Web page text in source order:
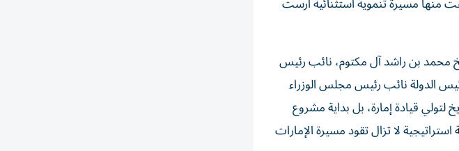
محمد بن راشد آل مكتوم، نائب رئيس
الدولة نائب رئيس مجلس الوزراء
أن السادس من أغسطس 1966 لم يكن مجرد تاريخ لتولي قيادة إمارة، بل بداية مشروع
لا تزال تقود مسيرة الإمارات